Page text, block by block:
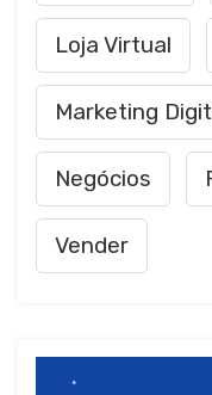
Loja Virtual
Marketing
Negócios
Vender